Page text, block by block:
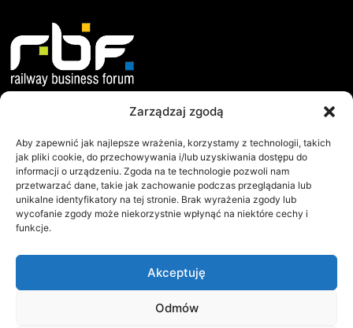
Zarządzaj zgodą
Aby zapewnić jak najlepsze wrażenia, korzystamy z technologii, takich
jak pliki cookie, do przechowywania i/lub uzyskiwania dostępu do
informacji o urządzeniu. Zgoda na te technologie pozwoli nam
przetwarzać dane, takie jak zachowanie podczas przeglądania lub
unikalne identyfikatory na tej stronie. Brak wyrażenia zgody lub
wycofanie zgody może niekorzystnie wpłynąć na niektóre cechy i
funkcje.
Akceptuję
Odmów
Misja i Cele
Jak Działamy?
Współpraca
Zarząd
Dokumenty
Statut
Regulamin WZC
Protokoły WZC
Raporty
Railway Business Forum
00-738 Warszawa